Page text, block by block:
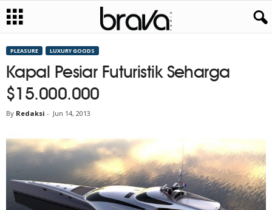
PLEASURE LUXURY GOODS
Kapal Pesiar Futuristik Seharga
$15.000.000
By Redaksi - Jun 14, 2013